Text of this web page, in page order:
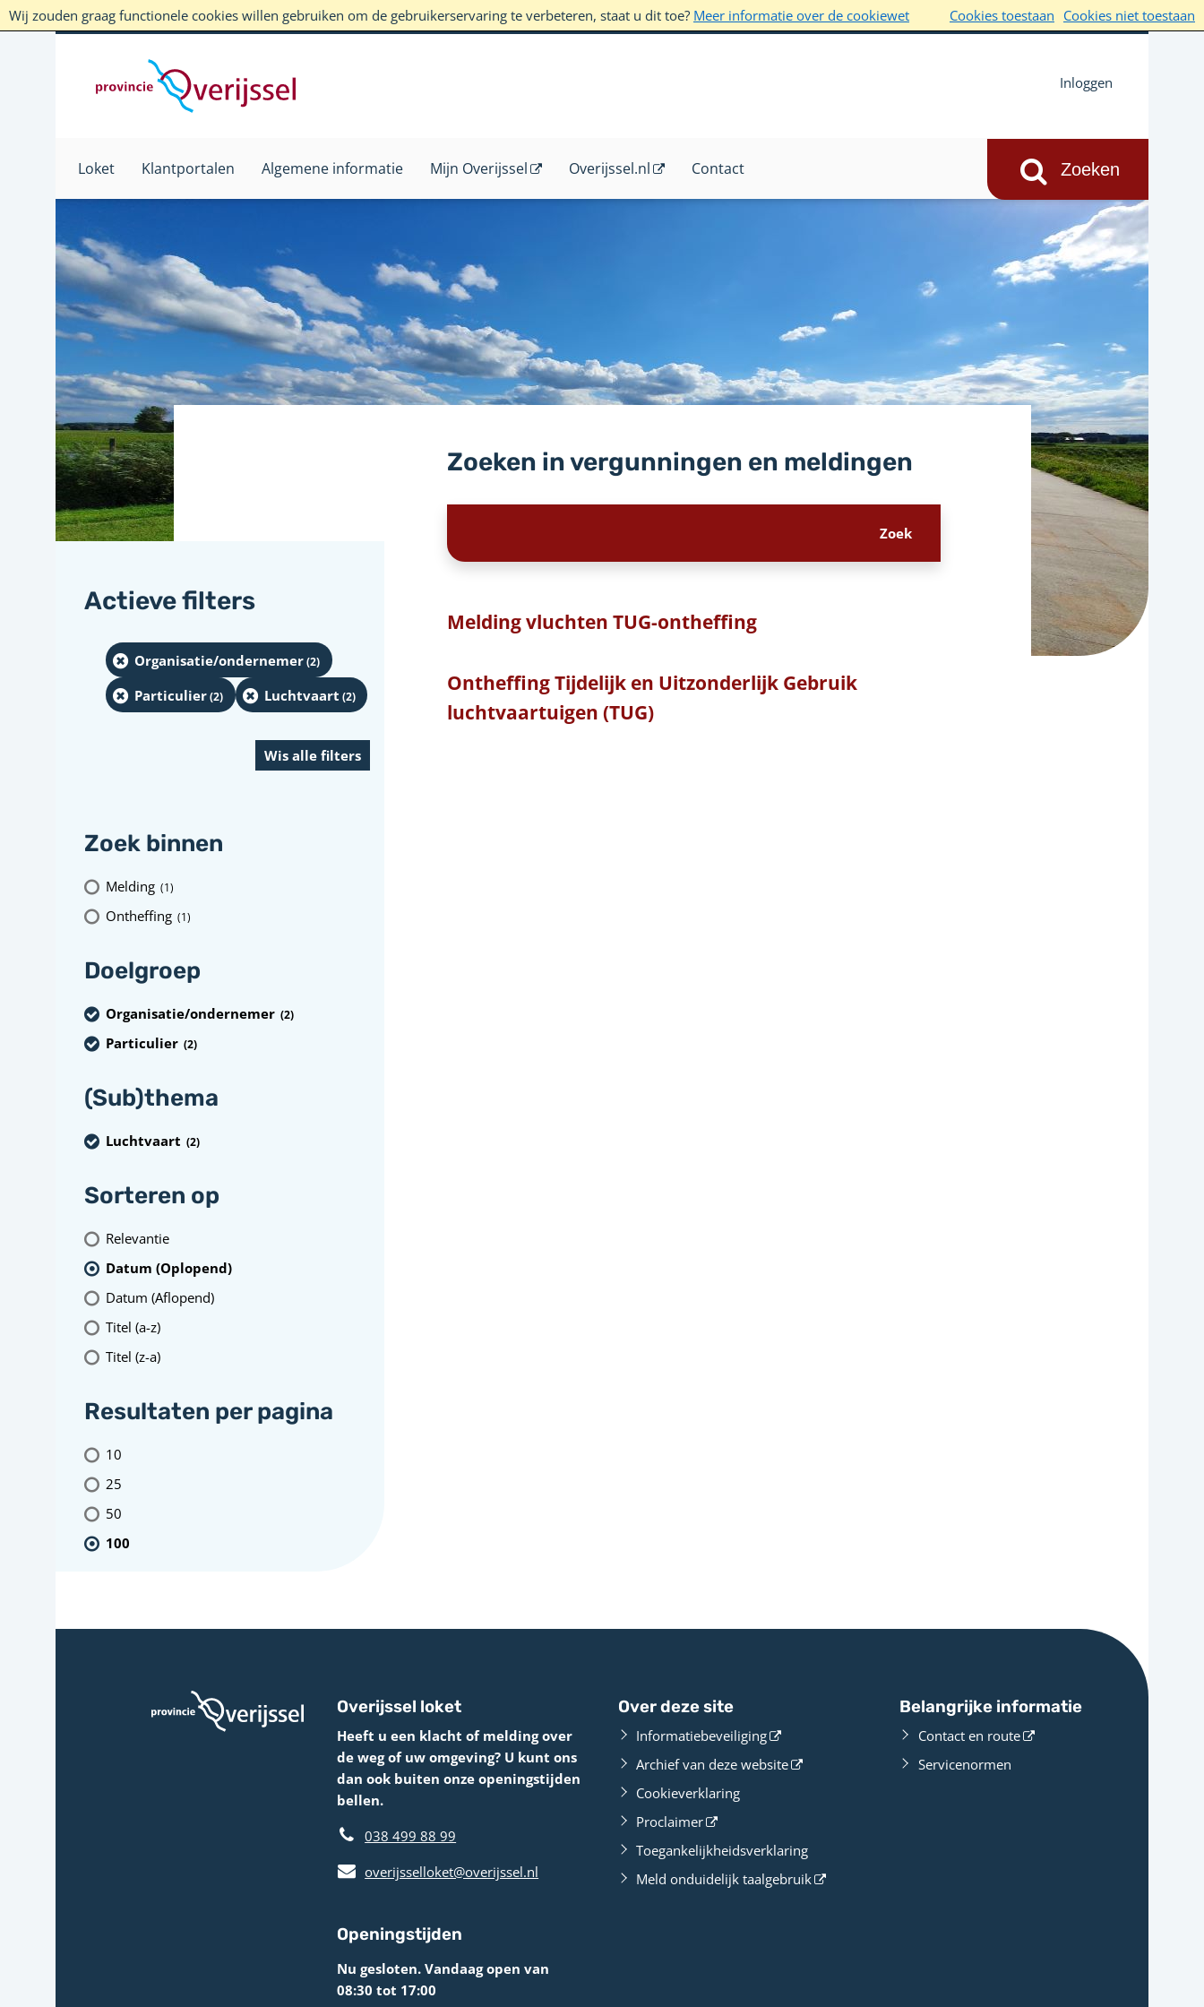
Wij zouden graag functionele cookies willen gebruiken om de gebruikerservaring te verbeteren, staat u dit toe? Meer informatie over de cookiewet Cookies toestaan Cookies niet toestaan
Inloggen
Loket Klantportalen Algemene informatie Mijn Overijssel Overijssel.nl Contact
Zoeken in vergunningen en meldingen
Melding vluchten TUG-ontheffing
Ontheffing Tijdelijk en Uitzonderlijk Gebruik
luchtvaartuigen (TUG)
Actieve filters
Organisatie/ondernemer(2)
Particulier(2) Luchtvaart (2)
Zoek binnen
Melding (1)
Ontheffing (1)
Doelgroep
Organisatie/ondernemer (2)
Particulier (2)
(Sub)thema
Luchtvaart (2)
Sorteren op
Relevantie
Datum (Oplopend)
Datum (Aflopend)
Titel (a-z)
Titel (z-a)
Resultaten per pagina
10
25
50
100
Overijssel loket
Heeft u een klacht of melding over
de weg of uw omgeving? U kunt ons
dan ook buiten onze openingstijden
bellen.
038 499 88 99
overijsselloket@overijssel.nl
Openingstijden
Nu gesloten. Vandaag open van
08:30 tot 17:00
Over deze site
Informatiebeveiliging
Archief van deze website
Cookieverklaring
Proclaimer
Toegankelijkheidsverklaring
Meld onduidelijk taalgebruik
Belangrijke informatie
Contact en route
Servicenormen